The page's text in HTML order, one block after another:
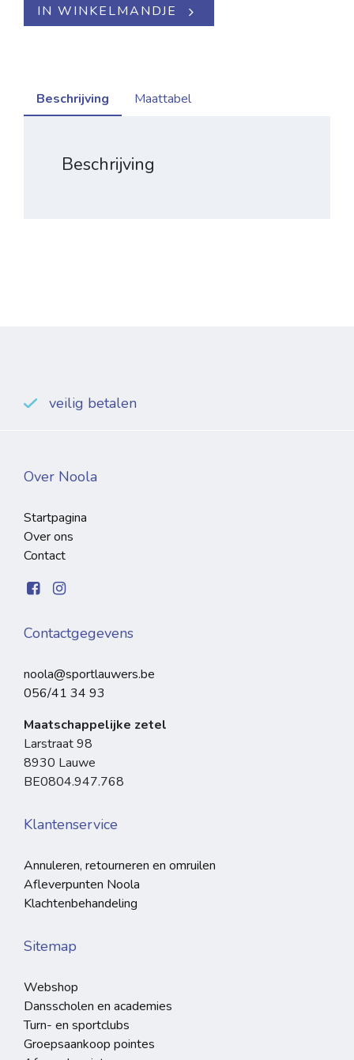
IN WINKELMANDJE
Beschrijving Maattabel
Beschrijving
veilig betalen
Over Noola
Startpagina
Over ons
Contact
Contactgegevens
noola@sportlauwers.be
056/41 34 93
Maatschappelijke zetel
Larstraat 98
8930 Lauwe
BE0804.947.768
Klantenservice
Annuleren, retourneren en omruilen
Afleverpunten Noola
Klachtenbehandeling
Sitemap
Webshop
Dansscholen en academies
Turn- en sportclubs
Groepsaankoop pointes